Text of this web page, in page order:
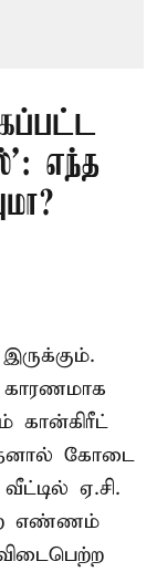
எந்த
கான்கிரீட்
கோடை
ஏ.சி.
எண்ணம்